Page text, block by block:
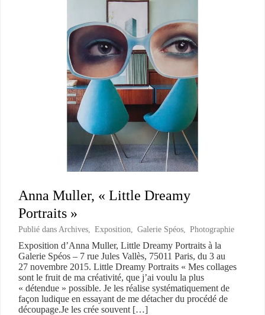
Anna Muller, « Little Dreamy
Portraits »
Publié dans Archives Exposition Galerie Spéos Photographie
Exposition d’Anna Muller, Little Dreamy Portraits à la
Galerie Spéos – 7 rue Jules Vallès, 75011 Paris, du 3 au
27 novembre 2015. Little Dreamy Portraits « Mes collages
sont le fruit de ma créativité, que j’ai voulu la plus
« détendue » possible. Je les réalise systématiquement de
façon ludique en essayant de me détacher du procédé de
découpage.Je les crée souvent […]